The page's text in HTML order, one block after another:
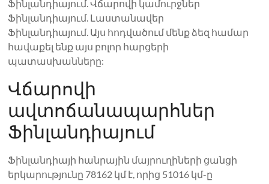
Ֆինլանդիայում. Վճարովի կամուրջներ
Ֆինլանդիայում. Լաստանավեր
Ֆինլանդիայում. Այս հոդվածում մենք ձեզ համար
հավաքել ենք այս բոլոր հարցերի
պատասխանները:
Վճարովի
ավտոճանապարհներ
Ֆինլանդիայում
Ֆինլանդիայի հանրային մայրուղիների ցանցի
երկարությունը 78162 կմ է, որից 51016 կմ-ը